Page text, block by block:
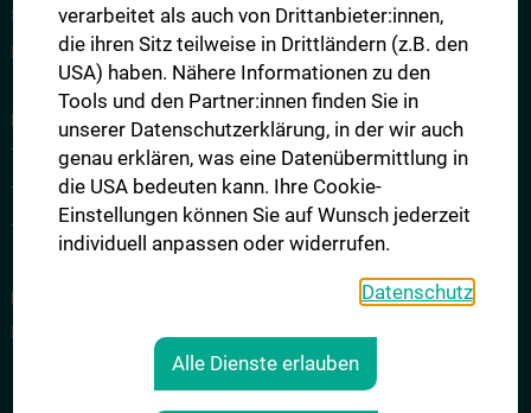
Studienplätze
Kontingentregelung
DER AUFNAHMETEST MEDAT
Testinhalte
Testteilnahme und Testtag
Testergebnisse und Zulassung
FAQ - HÄUFIG GESTELLTE FRAGEN
FAQ
verarbeitet als auch von Drittanbieter:innen,
die ihren Sitz teilweise in Drittländern (z.B. den
USA) haben. Nähere Informationen zu den
Tools und den Partner:innen finden Sie in
unserer Datenschutzerklärung, in der wir auch
genau erklären, was eine Datenübermittlung in
die USA bedeuten kann. Ihre Cookie-
Einstellungen können Sie auf Wunsch jederzeit
individuell anpassen oder widerrufen.
Datenschutz
Alle Dienste erlauben